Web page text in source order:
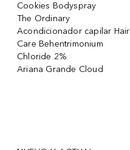
Cookies Bodyspray
The Ordinary
Acondicionador capilar Hair
Care Behentrimonium
Chloride 2%
Ariana Grande Cloud